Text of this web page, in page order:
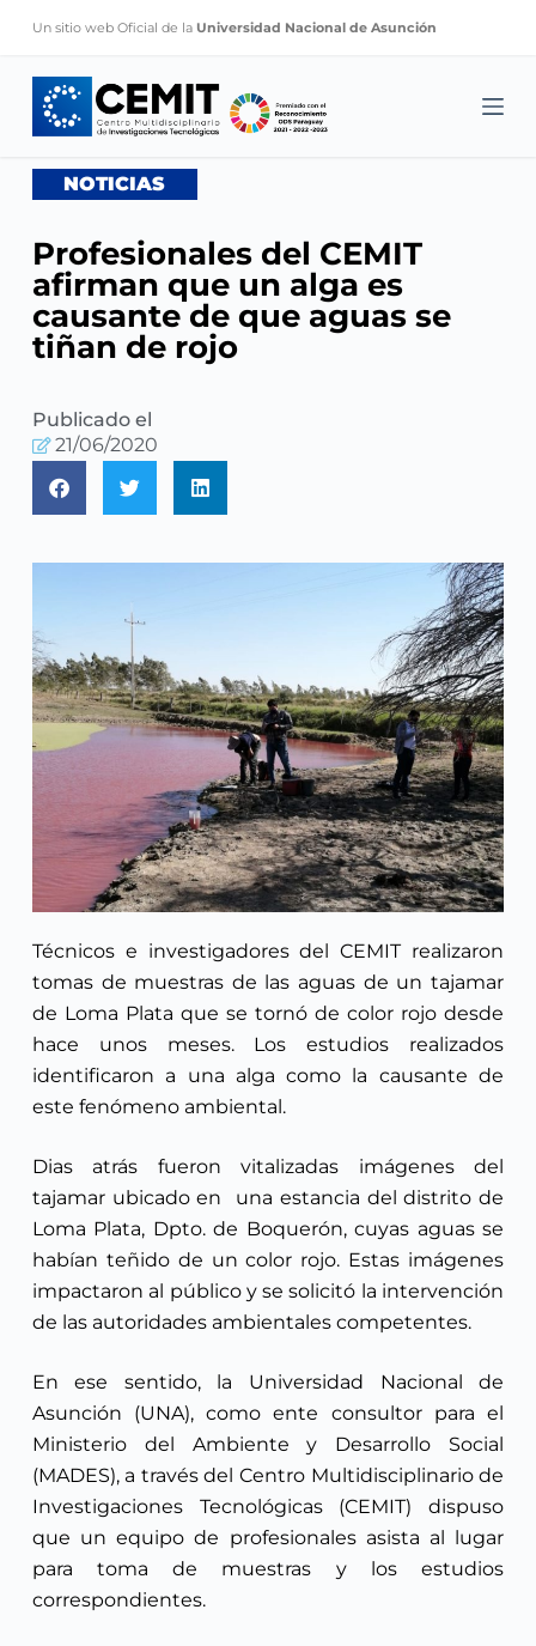
S
o
n
e
Un sitio web Oficial de la Universidad Nacional de Asunción
NOTICIAS
Profesionales del CEMIT
afirman que un alga es
causante de que aguas se
tiñan de rojo
Publicado el
21/06/2020
Técnicos e investigadores del CEMIT realizaron
tomas de muestras de las aguas de un tajamar
de Loma Plata que se tornó de color rojo desde
hace unos meses. Los estudios realizados
identificaron a una alga como la causante de
este fenómeno ambiental.
Dias atrás fueron vitalizadas imágenes del
tajamar ubicado en
una estancia del distrito de
Loma Plata, Dpto. de Boquerón, cuyas aguas se
habían teñido de un color rojo. Estas imágenes
impactaron al público y se solicitó la intervención
de las autoridades ambientales competentes.
En ese sentido, la Universidad Nacional de
Asunción (UNA), como ente consultor para el
Ministerio del Ambiente y Desarrollo Social
(MADES), a través del Centro Multidisciplinario de
Investigaciones Tecnológicas (CEMIT) dispuso
que un equipo de profesionales asista al lugar
para toma de muestras y los estudios
correspondientes.